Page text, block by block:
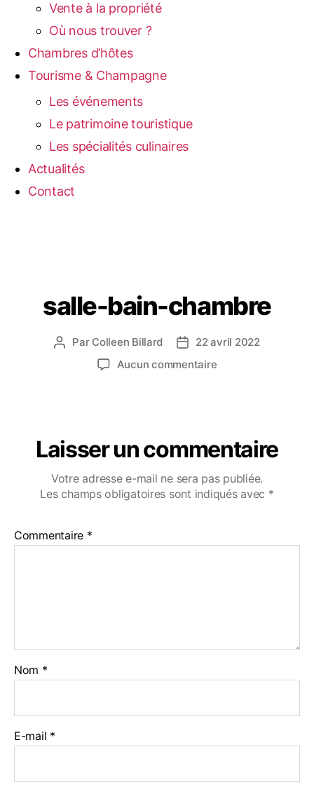
Vente à la propriété
Où nous trouver ?
Chambres d’hôtes
Tourisme & Champagne
Les événements
Le patrimoine touristique
Les spécialités culinaires
Actualités
Contact
salle-bain-chambre
Par Colleen Billard
22 avril 2022
Aucun commentaire
Laisser un commentaire
Votre adresse e-mail ne sera pas publiée.
Les champs obligatoires sont indiqués avec *
Commentaire *
Nom *
E-mail *